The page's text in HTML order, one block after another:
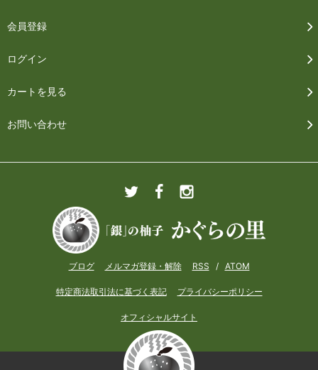
会員登録
ログイン
カートを見る
お問い合わせ
ブログ メルマガ登録・解除 RSS / ATOM
特定商法取引法に基づく表記 プライバシーポリシー
オフィシャルサイト